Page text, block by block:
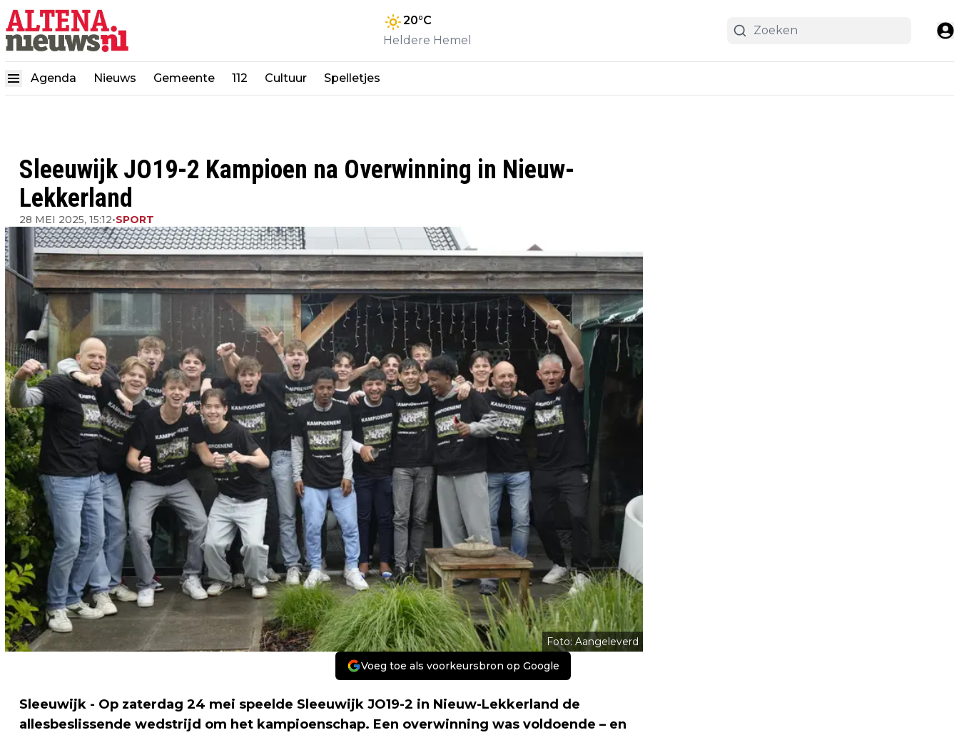
20°C
Heldere Hemel
Agenda Nieuws Gemeente 112 Cultuur Spelletjes
Sleeuwijk JO19-2 Kampioen na Overwinning in Nieuw-
Lekkerland
28 MEI 2025, 15:12•SPORT
Foto: Aangeleverd
Voeg toe als voorkeursbron op Google
Sleeuwijk - Op zaterdag 24 mei speelde Sleeuwijk JO19-2 in Nieuw-Lekkerland de
allesbeslissende wedstrijd om het kampioenschap. Een overwinning was voldoende – en